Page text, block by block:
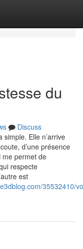
du
Discuss
Elle n’arrive
d’une présence
me permet de
respecte
est
35532410/